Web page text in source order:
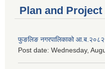
Plan and Project
फुङलिङ नगरपालिकाको
Post date: Wednesday,